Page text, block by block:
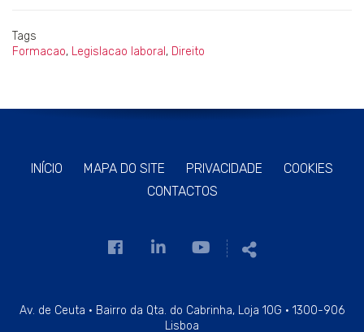
Tags
Formacao, Legislacao laboral , Direito
INÍCIO MAPA DO SITE PRIVACIDADE
COOKIES
CONTACTOS
Link
página
Link
página
Link
página
Av. de Ceuta · Bairro da Qta. do Cabrinha, Loja 10G · 1300-906
Lisboa